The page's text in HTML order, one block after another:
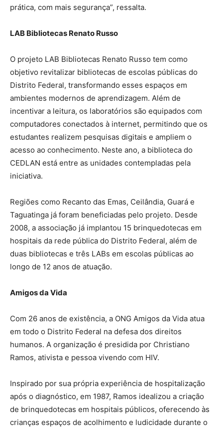
prática, com mais segurança”, ressalta.
LAB Bibliotecas Renato Russo
O projeto LAB Bibliotecas Renato Russo tem como
objetivo revitalizar bibliotecas de escolas públicas do
Distrito Federal, transformando esses espaços em
ambientes modernos de aprendizagem. Além de
incentivar a leitura, os laboratórios são equipados com
computadores conectados à internet, permitindo que os
estudantes realizem pesquisas digitais e ampliem o
acesso ao conhecimento. Neste ano, a biblioteca do
CEDLAN está entre as unidades contempladas pela
iniciativa.
Regiões como Recanto das Emas, Ceilândia, Guará e
Taguatinga já foram beneficiadas pelo projeto. Desde
2008, a associação já implantou 15 brinquedotecas em
hospitais da rede pública do Distrito Federal, além de
duas bibliotecas e três LABs em escolas públicas ao
longo de 12 anos de atuação.
Amigos da Vida
Com 26 anos de existência, a ONG Amigos da Vida atua
em todo o Distrito Federal na defesa dos direitos
humanos. A organização é presidida por Christiano
Ramos, ativista e pessoa vivendo com HIV.
Inspirado por sua própria experiência de hospitalização
após o diagnóstico, em 1987, Ramos idealizou a criação
de brinquedotecas em hospitais públicos, oferecendo às
crianças espaços de acolhimento e ludicidade durante o